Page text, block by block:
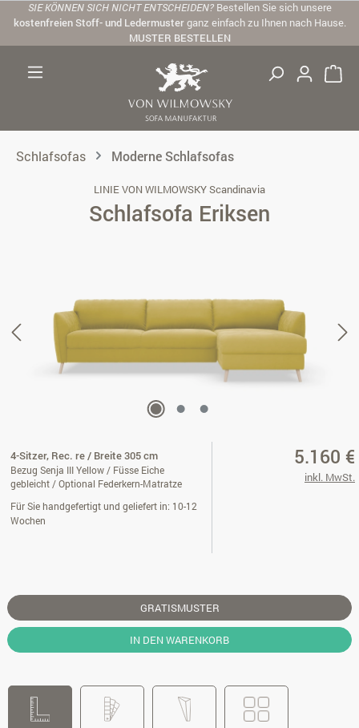
Zum Hauptinhalt springen
SIE KÖNNEN SICH NICHT ENTSCHEIDEN? Bestellen Sie sich unsere
kostenfreien Stoff- und Ledermusterganz einfach zu Ihnen nach Hause.
MUSTER BESTELLEN
Schlafsofas Moderne Schlafsofas
LINIE VON WILMOWSKY Scandinavia
Schlafsofa Eriksen
4-Sitzer, Rec. re / Breite 305 cm
Bezug Senja III Yellow / Füsse Eiche
gebleicht / Optional Federkern-Matratze
Für Sie handgefertigt und geliefert in: 10-12
Wochen
5.160 €
inkl. MwSt.
GRATISMUSTER
IN DEN WARENKORB